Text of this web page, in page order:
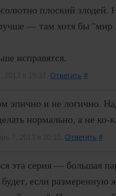
плоский
— там хотя бы
исправятся.
Ответить #
эпично и не логично.
нормально, а не ко-
Ответить #
эта серия — большая
если размеренную